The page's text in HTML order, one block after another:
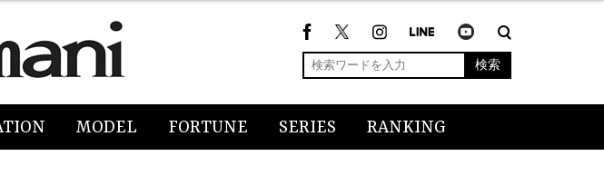
検索
MODEL FORTUNE SERIES RANKING